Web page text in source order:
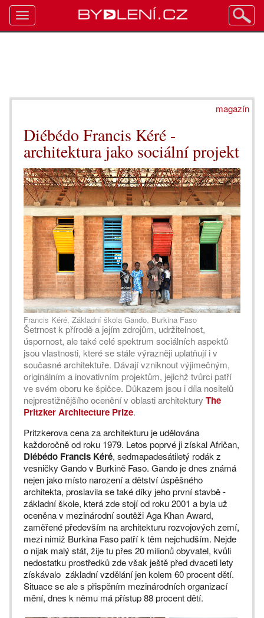
magazín
Diébédo Francis Kéré -
architektura jako sociální projekt
Francis Kéré, Základní škola Gando, Burkina Faso
Šetrnost k přírodě a jejím zdrojům, udržitelnost,
úspornost, ale také celé spektrum sociálních aspektů
jsou vlastnosti, které se stále výrazněji uplatňují i v
současné architektuře. Dávají vzniknout výjimečným,
originálním a inovativním projektům, jejichž tvůrci patří
ve svém oboru ke špičce. Důkazem jsou i díla nositelů
nejprestižnějšího ocenění v oblasti architektury The
Pritzker Architecture Prize.
Pritzkerova cena za architekturu je udělována
každoročně od roku 1979. Letos poprvé ji získal Afričan,
Diébédo Francis Kéré, sedmapadesátiletý rodák z
vesničky Gando v Burkině Faso. Gando je dnes známá
nejen jako místo narození a dětství úspěšného
architekta, proslavila se také díky jeho první stavbě -
základní škole, která zde stojí od roku 2001 a byla už
oceněna v mezinárodní soutěži Aga Khan Award,
zaměřené především na architekturu rozvojových zemí,
mezi nimiž Burkina Faso patří k těm nejchudším. Nejde
o nijak malý stát, žije tu přes 20 milionů obyvatel, kvůli
nedostatku prostředků zde však ještě před dvaceti lety
získávalo základní vzdělání jen kolem 60 procent dětí.
Situace se ale s přispěním mezinárodních organizací
mění, dnes k němu má přístup 88 procent dětí.
Toggle
navigation